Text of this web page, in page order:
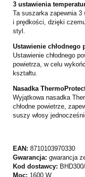
3 ustawienia
Ta suszarka zapewnia 3
i prędkości, dzięki
styl.
Ustawienie chłodnego
Ustawienie chłodnego
powietrza, w celu
kształtu.
Nasadka
Wyjątkowa nasadka
chłodne powietrze,
suszy włosy
EAN: 8710103970330
Gwarancja: gwarancja
Kod dostawcy:
Moc: 1600 W